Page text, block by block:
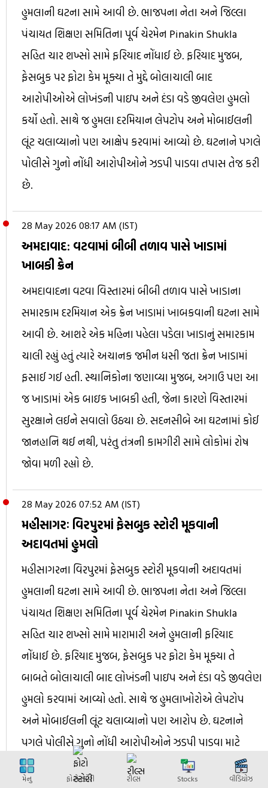
હુમલાની ઘટના સામે આવી છે. ભાજપના નેતા અને જિલ્લા
પંચાયત શિક્ષણ સમિતિના પૂર્વ ચેરમેન Pinakin Shukla
સહિત ચાર શખ્સો સામે ફરિયાદ નોંધાઈ છે. ફરિયાદ મુજબ,
ફેસબુક પર ફોટા કેમ મૂક્યા તે મુદ્દે બોલાચાલી બાદ
આરોપીઓએ લોખંડની પાઇપ અને દંડા વડે જીવલેણ હુમલો
કર્યો હતો. સાથે જ હુમલા દરમિયાન લેપટોપ અને મોબાઈલની
લૂંટ ચલાવ્યાનો પણ આક્ષેપ કરવામાં આવ્યો છે. ઘટનાને પગલે
પોલીસે ગુનો નોંધી આરોપીઓને ઝડપી પાડવા તપાસ તેજ કરી
છે.
28 May 2026 08:17 AM (IST)
અમદાવાદ: વટવામાં બીબી તળાવ પાસે ખાડામાં
ખાબકી ક્રેન
અમદાવાદના વટવા વિસ્તારમાં બીબી તળાવ પાસે ખાડાના
સમારકામ દરમિયાન એક ક્રેન ખાડામાં ખાબકવાની ઘટના સામે
આવી છે. આશરે એક મહિના પહેલા પડેલા ખાડાનું સમારકામ
ચાલી રહ્યું હતું ત્યારે અચાનક જમીન ધસી જતા ક્રેન ખાડામાં
ફસાઈ ગઈ હતી. સ્થાનિકોના જણાવ્યા મુજબ, અગાઉ પણ આ
જ ખાડામાં એક બાઇક ખાબકી હતી, જેના કારણે વિસ્તારમાં
સુરક્ષાને લઈને સવાલો ઉઠ્યા છે. સદનસીબે આ ઘટનામાં કોઈ
જાનહાનિ થઈ નથી, પરંતુ તંત્રની કામગીરી સામે લોકોમાં રોષ
જોવા મળી રહ્યો છે.
28 May 2026 07:52 AM (IST)
મહીસાગરઃ વિરપુરમાં ફેસબુક સ્ટોરી મૂકવાની
અદાવતમાં હુમલો
મહીસાગરના વિરપુરમાં ફેસબુક સ્ટોરી મૂકવાની અદાવતમાં
હુમલાની ઘટના સામે આવી છે. ભાજપના નેતા અને જિલ્લા
પંચાયત શિક્ષણ સમિતિના પૂર્વ ચેરમેન Pinakin Shukla
સહિત ચાર શખ્સો સામે મારામારી અને હુમલાની ફરિયાદ
નોંધાઈ છે. ફરિયાદ મુજબ, ફેસબુક પર ફોટા કેમ મૂક્યા તે
બાબતે બોલાચાલી બાદ લોખંડની પાઇપ અને દંડા વડે જીવલેણ
હુમલો કરવામાં આવ્યો હતો. સાથે જ હુમલાખોરોએ લેપટોપ
અને મોબાઈલની લૂંટ ચલાવ્યાનો પણ આરોપ છે. ઘટનાને
પગલે પોલીસે ગુનો નોંધી આરોપીઓને ઝડપી પાડવા માટે
તપાસના ચક્રો ગતિમાન કર્યા છે.
મેનુ ફોટો સ્ટોરી રીલ્સ Stocks વીડિયોઝ